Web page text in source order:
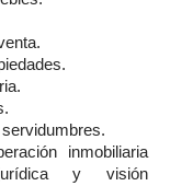
inmobiliaria
y visión